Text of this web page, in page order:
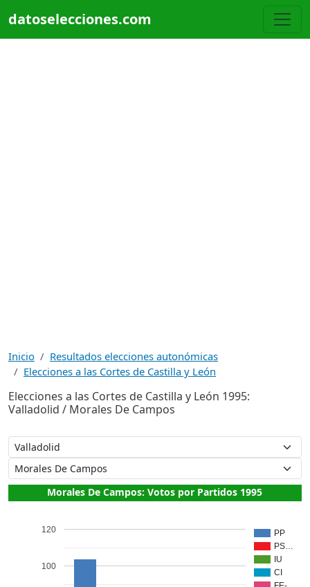
datoselecciones.com
Inicio
Resultados elecciones autonómicas
Elecciones a las Cortes de Castilla y León
Elecciones a las Cortes de Castilla y León 1995:
Valladolid / Morales De Campos
Morales De Campos: Votos por Partidos 1995
PP
PS…
IU
CI
100
120